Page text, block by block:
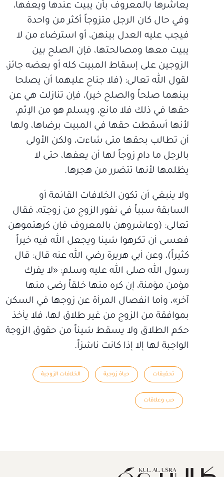
يعاشرها بالمعروف بأن يبيت عندها ويعفها،
وفي حال كان الرجل متزوجاً أكثر من واحدة
فيجب عليه العدل بينهن، أو استرضاء من لا
يبيت معها ومصالحتها، فإن الصلح بين
الزوجين على إسقاط المبيت كله أو بعضه جائز،
لقول الله تعالى: (فلا جناح عليهما أن يصلحا
بينهما صلحاً والصلح خير)، فإن تنازلت هي عن
حقها في ذلك فلا مانع، ويسلم هو من الإثم،
لأنها أسقطت حقها في المبيت برضاها، ولها
أن تطالب بحقها متى شاءت، ولكن الأولى
بالرجل ما دام زوجاً لها أن يعفها، حتى لا
يظلمها لأنها تتضرر من هجرها.
ولا ينبغي أن تكون الخلافات القائمة أو
السابقة سبباً في نفور الزوج من زوجته، فقال
تعالى: (وعاشروهن بالمعروف فإن كرهتموهن
فعسى أن تكرهوا شيئا ويجعل الله فيه خيراً
كثيراً)، وعن أبي هريرة رضي الله عنه قال: قال
رسول الله صلى الله عليه وسلم: «لا يفرك
مؤمن مؤمنة، إن كره منها خلقاً رضى منها
آخر»، وأما انفصال المرأة عن زوجها في السكن
بموافقة من الزوج من غير طلاق لها، فلا يأخذ
حكم الطلاق ولا يسقط شيئاً من حقوق الزوجة
الواجبة لها إلا إذا كانت ناشزاً.
تحقيقات حياة زوجية الخلافات الزوجية
حب وعلاقات